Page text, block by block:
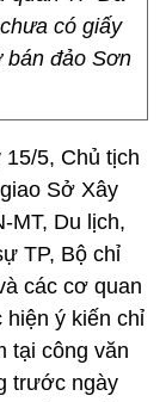
có giấy
bán đảo Sơn
5, Chủ tịch
Sở Xây
MT, Du lịch,
TP, Bộ chỉ
các cơ quan
hiện ý kiến chỉ
tại công văn
trước ngày